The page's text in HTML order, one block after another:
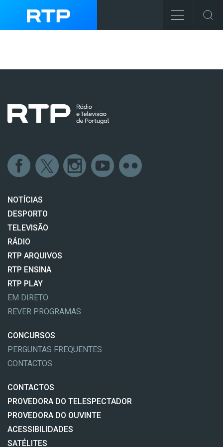
NOTÍCIAS
DESPORTO
TELEVISÃO
RÁDIO
RTP ARQUIVOS
RTP ENSINA
RTP PLAY
EM DIRETO
REVER PROGRAMAS
CONCURSOS
PERGUNTAS FREQUENTES
CONTACTOS
CONTACTOS
PROVEDORA DO TELESPECTADOR
PROVEDORA DO OUVINTE
ACESSIBILIDADES
SATÉLITES